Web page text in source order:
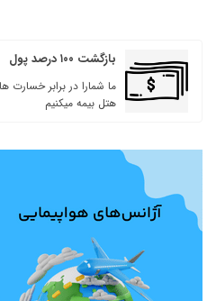
بازگشت ۱۰۰ درصد پول
ما شمارا در برابر خسارت
هتل بیمه میکنیم